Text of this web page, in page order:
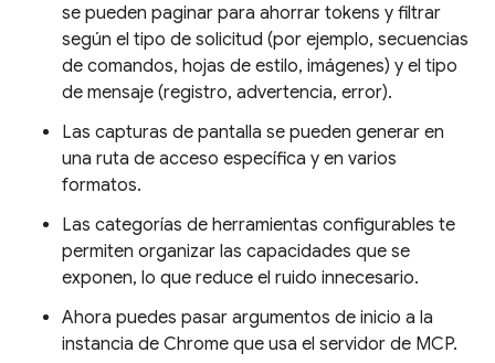
se pueden paginar para ahorrar tokens y filtrar
según el tipo de solicitud (por ejemplo, secuencias
de comandos, hojas de estilo, imágenes) y el tipo
de mensaje (registro, advertencia, error).
Las capturas de pantalla se pueden generar en
una ruta de acceso específica y en varios
formatos.
Las categorías de herramientas configurables te
permiten organizar las capacidades que se
exponen, lo que reduce el ruido innecesario.
Ahora puedes pasar argumentos de inicio a la
instancia de Chrome que usa el servidor de MCP.